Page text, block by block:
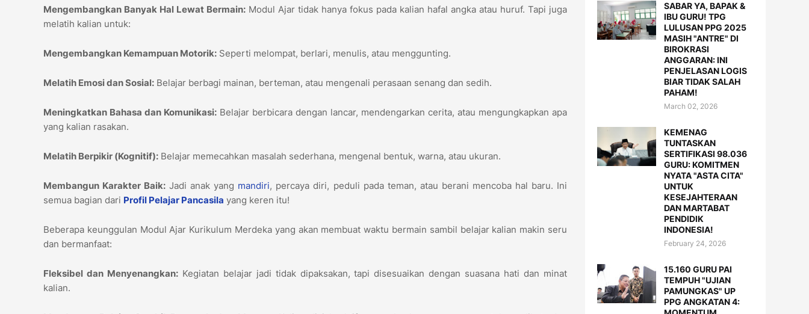
Mengembangkan Banyak Hal Lewat Bermain: Modul Ajar tidak hanya fokus pada kalian hafal angka atau huruf. Tapi juga
melatih kalian untuk:
Mengembangkan Kemampuan Motorik: Seperti melompat, berlari, menulis, atau menggunting.
Melatih Emosi dan Sosial: Belajar berbagi mainan, berteman, atau mengenali perasaan senang dan sedih.
Meningkatkan Bahasa dan Komunikasi: Belajar berbicara dengan lancar, mendengarkan cerita, atau mengungkapkan apa
yang kalian rasakan.
Melatih Berpikir (Kognitif): Belajar memecahkan masalah sederhana, mengenal bentuk, warna, atau ukuran.
Membangun Karakter Baik: Jadi anak yang mandiri, percaya diri, peduli pada teman, atau berani mencoba hal baru. Ini
semua bagian dari Profil Pelajar Pancasila yang keren itu!
Beberapa keunggulan Modul Ajar Kurikulum Merdeka yang akan membuat waktu bermain sambil belajar kalian makin seru
dan bermanfaat:
Fleksibel dan Menyenangkan:Kegiatan belajar jadi tidak dipaksakan, tapi disesuaikan dengan suasana hati dan minat
kalian.
SABAR YA, BAPAK &
IBU GURU! TPG
LULUSAN PPG 2025
MASIH "ANTRE" DI
BIROKRASI
ANGGARAN: INI
PENJELASAN LOGIS
BIAR TIDAK SALAH
PAHAM!
March 02, 2026
KEMENAG
TUNTASKAN
SERTIFIKASI 98.036
GURU: KOMITMEN
NYATA "ASTA CITA"
UNTUK
KESEJAHTERAAN
DAN MARTABAT
PENDIDIK
INDONESIA!
February 24, 2026
15.160 GURU PAI
TEMPUH "UJIAN
PAMUNGKAS" UP
PPG ANGKATAN 4: